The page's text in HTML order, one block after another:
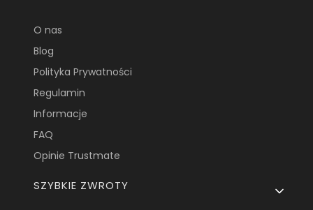
O nas
Blog
Polityka Prywatności
Regulamin
Informacje
FAQ
Opinie Trustmate
SZYBKIE ZWROTY